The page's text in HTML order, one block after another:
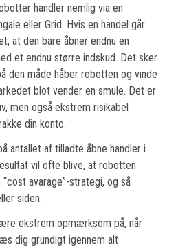
handler nemlig via en
eller Grid. Hvis en handel går
at den bare åbner endnu en
et endnu større indskud. Det sker
den måde håber robotten og vinde
blot vender en smule. Det er
men også ekstrem risikabel
din konto.
antallet af tilladte åbne handler i
vil ofte blive, at robotten
avarage”-strategi, og så
siden.
ekstrem opmærksom på, når
dig grundigt igennem alt